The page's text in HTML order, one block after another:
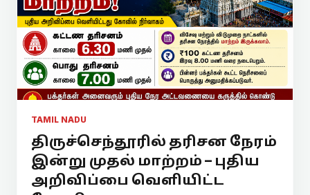
TAMIL NADU
திருச்செந்தூரில் தரிசன நேரம்
இன்று முதல் மாற்றம் – புதிய
அறிவிப்பை வெளியிட்ட